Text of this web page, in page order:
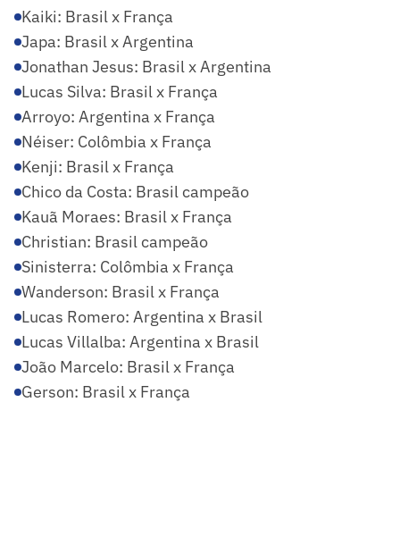
Kaiki: Brasil x França
Japa: Brasil x Argentina
Jonathan Jesus: Brasil x Argentina
Lucas Silva: Brasil x França
Arroyo: Argentina x França
Néiser: Colômbia x França
Kenji: Brasil x França
Chico da Costa: Brasil campeão
Kauã Moraes: Brasil x França
Christian: Brasil campeão
Sinisterra: Colômbia x França
Wanderson: Brasil x França
Lucas Romero: Argentina x Brasil
Lucas Villalba: Argentina x Brasil
João Marcelo: Brasil x França
Gerson: Brasil x França